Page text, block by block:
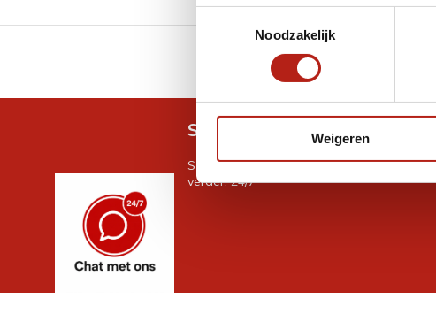
Noodzakelijk
Weigeren
GRATIS verzending v.a €75
Snel antwoord op je vraag?
Stel je vraag in de chat, en we helpen je
verder. 24/7